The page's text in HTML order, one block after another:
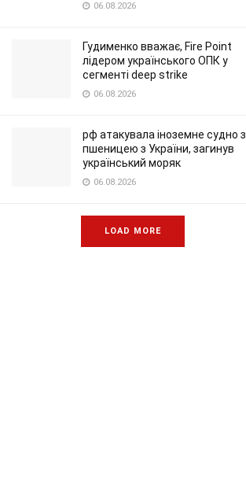
06.08.2026
Гудименко вважає, Fire Point
лідером українського ОПК у
сегменті deep strike
06.08.2026
рф атакувала іноземне судно з
пшеницею з України, загинув
український моряк
06.08.2026
LOAD MORE